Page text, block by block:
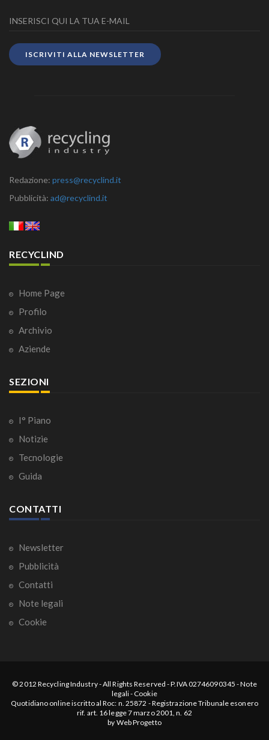
ISCRIVITI ALLA NEWSLETTER
Redazione: press@recyclind.it
Pubblicità: ad@recyclind.it
RECYCLIND
Home Page
Profilo
Archivio
Aziende
SEZIONI
I° Piano
Notizie
Tecnologie
Guida
CONTATTI
Newsletter
Pubblicità
Contatti
Note legali
Cookie
© 2012 Recycling Industry-All Rights Reserved - P.IVA 02746090345 -Note
legali- Cookie
Quotidiano online iscritto al Roc: n. 25872 - Registrazione Tribunale esonero
rif. art. 16 legge 7 marzo 2001, n. 62
by Web Progetto